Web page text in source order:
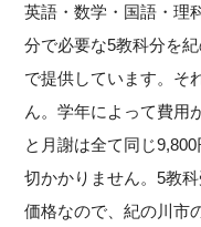
英語・数学・国語・理
分で必要な5教科分を
で提供しています。そ
ん。学年によって費用
と月謝は全て同じ
切かかりません。5教
価格なので、紀の川市